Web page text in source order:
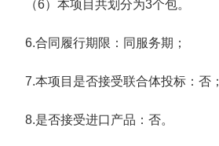
（6）本项目共划分为3个包。
6.合同履行期限：同服务期；
7.本项目是否接受联合体投标：否；
8.是否接受进口产品：否。